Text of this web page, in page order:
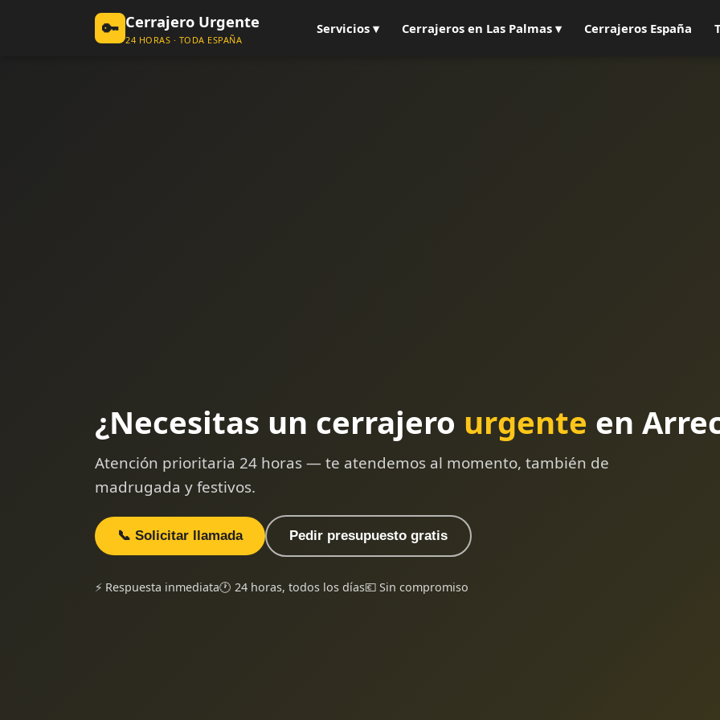
🔑 Cerrajero Urgente
24 HORAS · TODA ESPAÑA
Servicios ▾ Cerrajeros en Las Palmas ▾ Cerrajeros España
¿Necesitas un cerrajero urgente en
Atención prioritaria 24 horas — te atendemos al momento, también de
madrugada y festivos.
📞 Solicitar llamada Pedir presupuesto gratis
⚡ Respuesta inmediata🕐 24 horas, todos los días💶 Sin compromiso